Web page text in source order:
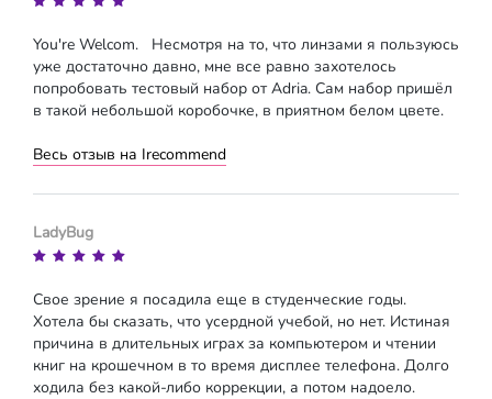
You're Welcom. Несмотря на то, что линзами я пользуюсь
уже достаточно давно, мне все равно захотелось
попробовать тестовый набор от Adria. Сам набор пришёл
в такой небольшой коробочке, в приятном белом цвете.
Весь отзыв на Irecommend
LadyBug
Свое зрение я посадила еще в студенческие годы.
Хотела бы сказать, что усердной учебой, но нет. Истиная
причина в длительных играх за компьютером и чтении
книг на крошечном в то время дисплее телефона. Долго
ходила без какой-либо коррекции, а потом надоело.